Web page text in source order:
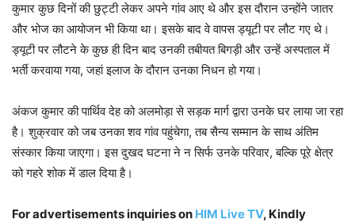
कुमार कुछ दिनों की छुट्टी लेकर अपने गांव आए थे और इस दौरान उन्होंने जातर
और भोज का आयोजन भी किया था। इसके बाद वे वापस ड्यूटी पर लौट गए थे।
ड्यूटी पर लौटने के कुछ ही दिन बाद उनकी तबीयत बिगड़ी और उन्हें अस्पताल में
भर्ती करवाया गया, जहां इलाज के दौरान उनका निधन हो गया।
अंकज कुमार की पार्थिव देह को अलमोड़ा से सड़क मार्ग द्वारा उनके घर लाया जा रहा
है। शुक्रवार को जब उनका शव गांव पहुंचेगा, तब सैन्य सम्मान के साथ अंतिम
संस्कार किया जाएगा। इस दुखद घटना ने न सिर्फ उनके परिवार, बल्कि पूरे क्षेत्र
को गहरे शोक में डाल दिया है।
For advertisements inquiries on HIM Live TV, Kindly